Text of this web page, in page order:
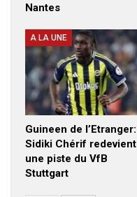
Nantes
A LA UNE
Guineen de l’Etranger:
Sidiki Chérif redevient
une piste du VfB
Stuttgart